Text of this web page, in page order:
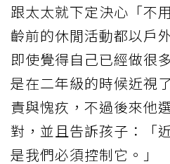
跟太太就下定決心「不
齡前的休閒活動都以戶
即使覺得自己已經做很
是在二年級的時候近視
責與愧疚，不過後來他
對，並且告訴孩子：「
是我們必須控制它。」